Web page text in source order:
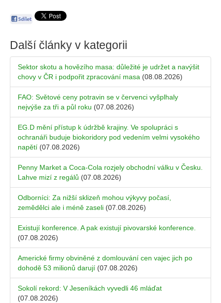
Další články v kategorii
Sektor skotu a hovězího masa: důležité je udržet a navýšit
chovy v ČR i podpořit zpracování masa (08.08.2026)
FAO: Světové ceny potravin se v červenci vyšplhaly
nejvýše za tři a půl roku (07.08.2026)
EG.D mění přístup k údržbě krajiny. Ve spolupráci s
ochranáři buduje biokoridory pod vedením velmi vysokého
napětí (07.08.2026)
Penny Market a Coca-Cola rozjely obchodní válku v Česku.
Lahve mizí z regálů (07.08.2026)
Odborníci: Za nižší sklizeň mohou výkyvy počasí,
zemědělci ale i méně zaseli (07.08.2026)
Existují konference. A pak existují pivovarské konference.
(07.08.2026)
Americké firmy obviněné z domlouvání cen vajec jich po
dohodě 53 milionů darují (07.08.2026)
Sokolí rekord: V Jeseníkách vyvedli 46 mláďat
(07.08.2026)